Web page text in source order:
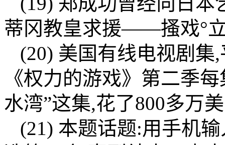
蒂冈教皇求援——搔戏°
(20) 美国有线电视剧集
《权力的游戏》第二季
水湾”这集,花了800多万
(21) 本题话题:用手机